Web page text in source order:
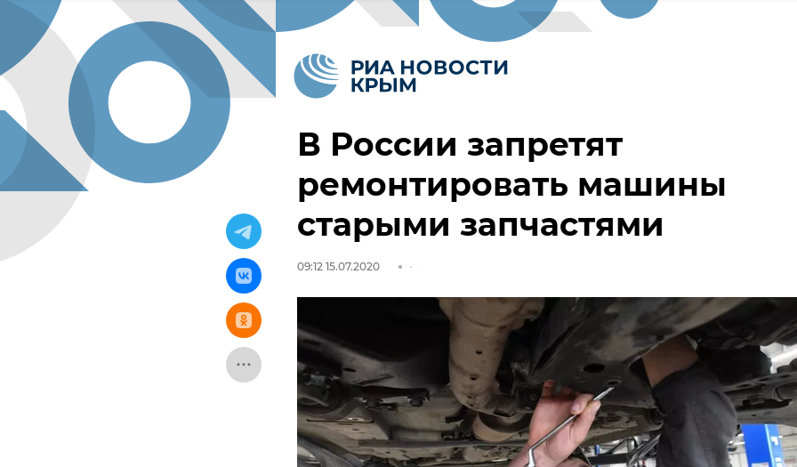
В России запретят
ремонтировать машины
старыми запчастями
09:12 15.07.2020